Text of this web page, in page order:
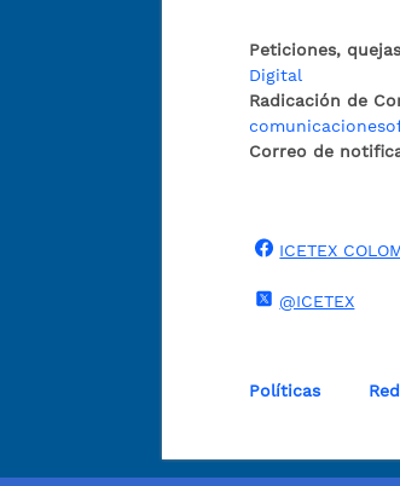
Peticiones,
Digital
Radicación de
Correo de
ICETEX
@ICETEX
Políticas